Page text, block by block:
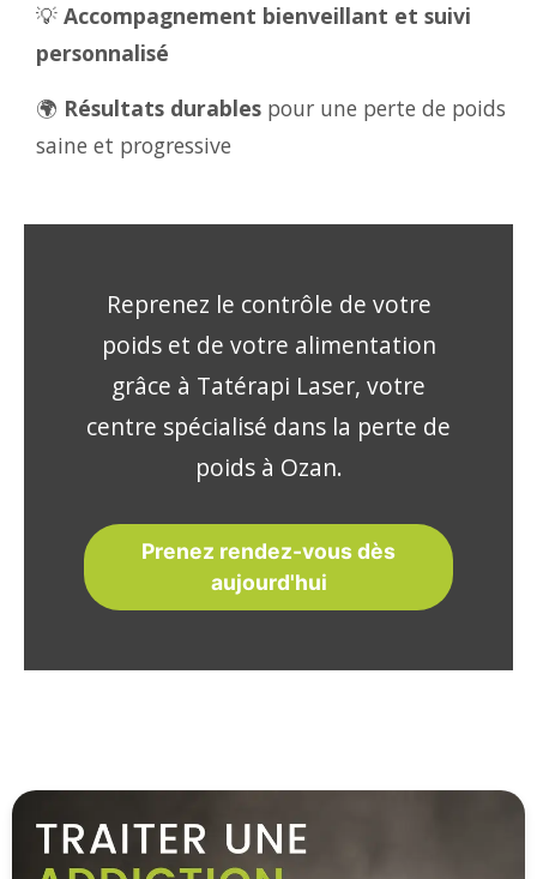
💡 Accompagnement bienveillant et suivi
personnalisé
🌍 Résultats durables pour une perte de poids
saine et progressive
Reprenez le contrôle de votre
poids et de votre alimentation
grâce à Tatérapi Laser, votre
centre spécialisé dans la perte de
poids à Ozan.
Prenez rendez-vous dès
aujourd'hui